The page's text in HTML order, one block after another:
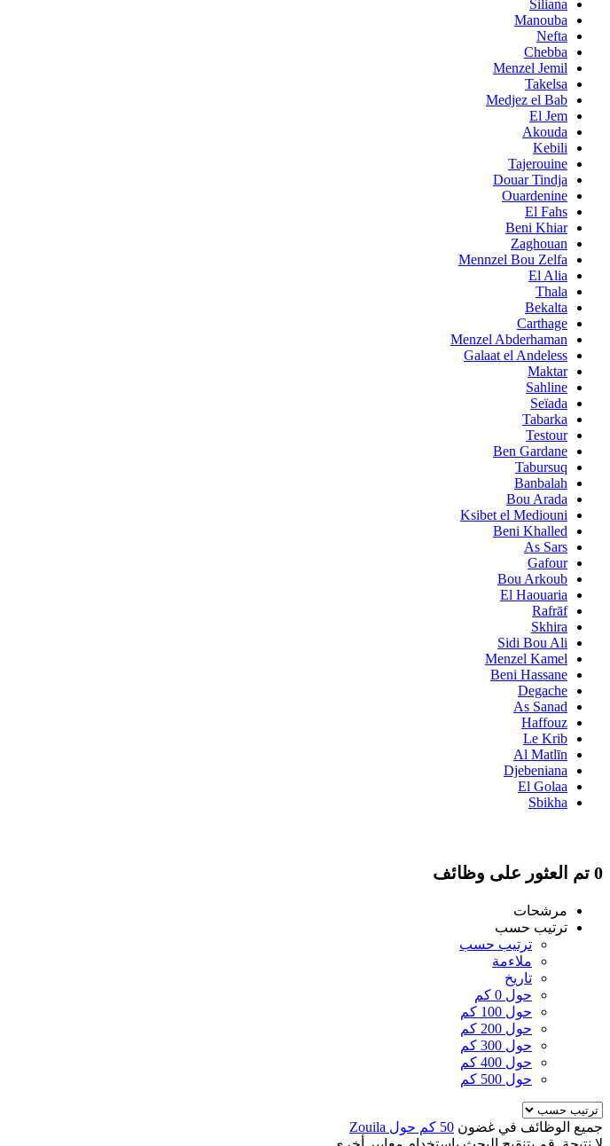
Siliana
Manouba
Nefta
Chebba
Menzel Jemil
Takelsa
Medjez el Bab
El Jem
Akouda
Kebili
Tajerouine
Douar Tindja
Ouardenine
El Fahs
Beni Khiar
Zaghouan
Mennzel Bou Zelfa
El Alia
Thala
Bekalta
Carthage
Menzel Abderhaman
Galaat el Andeless
Maktar
Sahline
Seïada
Tabarka
Testour
Ben Gardane
Tabursuq
Banbalah
Bou Arada
Ksibet el Mediouni
Beni Khalled
As Sars
Gafour
Bou Arkoub
El Haouaria
Rafrāf
Skhira
Sidi Bou Ali
Menzel Kamel
Beni Hassane
Degache
As Sanad
Haffouz
Le Krib
Al Matlīn
Djebeniana
El Golaa
Sbikha
0 تم العثور على وظائف
مرشحات
ترتيب حسب
ترتيب حسب
ملاءمة
تاريخ
حول 0 كم
حول 100 كم
حول 200 كم
حول 300 كم
حول 400 كم
حول 500 كم
جميع الوظائف في غضون 50 كم حول Zouila